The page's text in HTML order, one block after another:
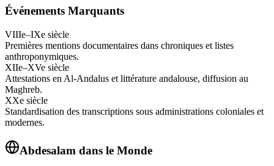
Événements Marquants
VIIIe–IXe siècle
Premières mentions documentaires dans chroniques et listes
anthroponymiques.
XIIe–XVe siècle
Attestations en Al-Andalus et littérature andalouse, diffusion au
Maghreb.
XXe siècle
Standardisation des transcriptions sous administrations coloniales et
modernes.
Abdesalam dans le Monde